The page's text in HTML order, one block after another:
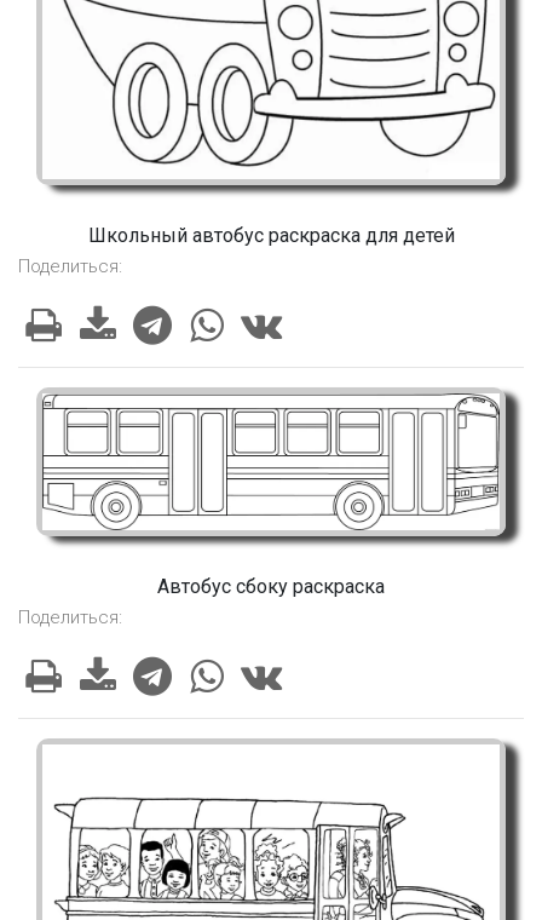
Школьный автобус раскраска для детей
Поделиться:
Автобус сбоку раскраска
Поделиться: